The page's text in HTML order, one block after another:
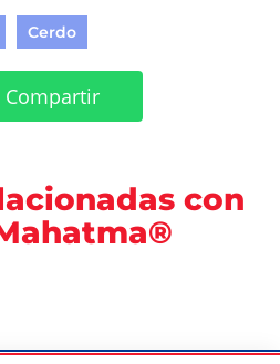
Cerdo
Compartir
con